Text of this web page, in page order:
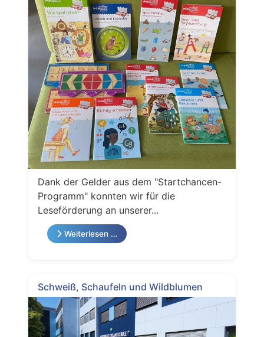
Dank der Gelder aus dem "Startchancen-
Programm" konnten wir für die
Leseförderung an unserer...
Weiterlesen …
Schweiß, Schaufeln und Wildblumen